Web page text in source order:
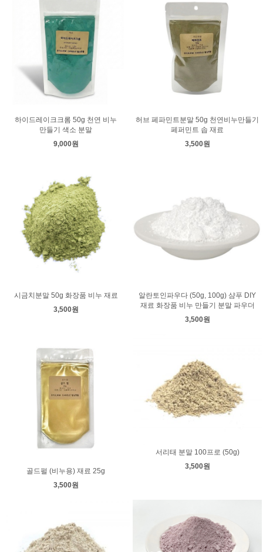
하이드레이크크롬 50g 천연 비누
만들기 색소 분말
9,000원
허브 페파민트분말 50g 천연비누만들기
페퍼민트 솝 재료
3,500원
시금치분말 50g 화장품 비누 재료
3,500원
알란토인파우다 (50g, 100g) 샴푸 DIY
재료 화장품 비누 만들기 분말 파우더
3,500원
골드펄 (비누용) 재료 25g
3,500원
서리태 분말 100프로 (50g)
3,500원